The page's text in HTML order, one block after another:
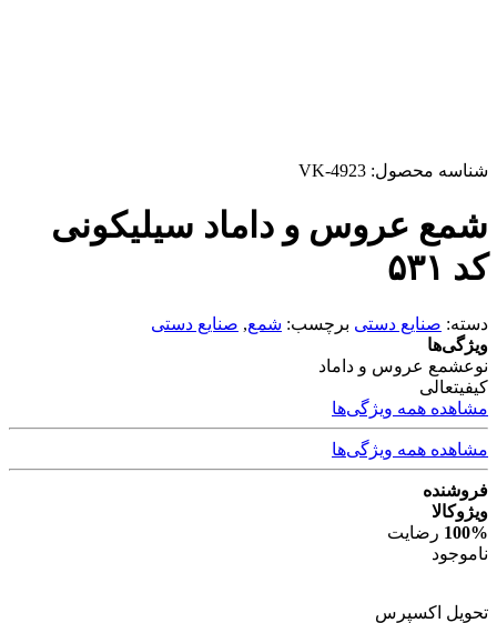
شناسه محصول: VK-4923
شمع عروس و داماد سیلیکونی
کد ۵۳۱
دسته: صنایع دستی برچسب: شمع, صنایع دستی
ویژگی‌ها
نوعشمع عروس و داماد
کیفیتعالی
مشاهده همه ویژگی‌ها
مشاهده همه ویژگی‌ها
فروشنده
ویژوکالا
100% رضایت
ناموجود
تحویل اکسپرس